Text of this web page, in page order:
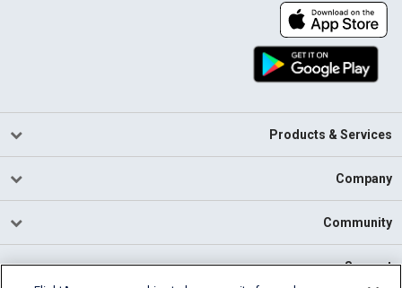
Products & Services
Company
Community
Support